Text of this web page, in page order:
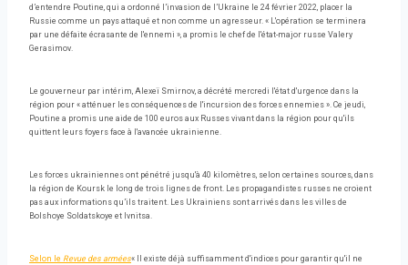
d’entendre Poutine, qui a ordonné l’invasion de l’Ukraine le 24 février 2022, placer la
Russie comme un pays attaqué et non comme un agresseur. « L'opération se terminera
par une défaite écrasante de l'ennemi », a promis le chef de l'état-major russe Valery
Gerasimov.
Le gouverneur par intérim, Alexeï Smirnov, a décrété mercredi l'état d'urgence dans la
région pour « atténuer les conséquences de l'incursion des forces ennemies ». Ce jeudi,
Poutine a promis une aide de 100 euros aux Russes vivant dans la région pour qu'ils
quittent leurs foyers face à l'avancée ukrainienne.
Les forces ukrainiennes ont pénétré jusqu'à 40 kilomètres, selon certaines sources, dans
la région de Koursk le long de trois lignes de front. Les propagandistes russes ne croient
pas aux informations qu’ils traitent. Les Ukrainiens sont arrivés dans les villes de
Bolshoye Soldatskoye et Ivnitsa.
Selon le Revue des armées« Il existe déjà suffisamment d'indices pour garantir qu'il ne